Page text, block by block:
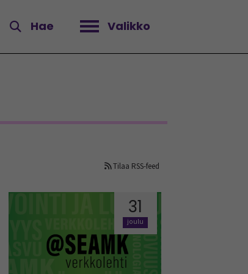
Hae Valikko
Avaa valikko
Tilaa RSS-feed
31
joulu